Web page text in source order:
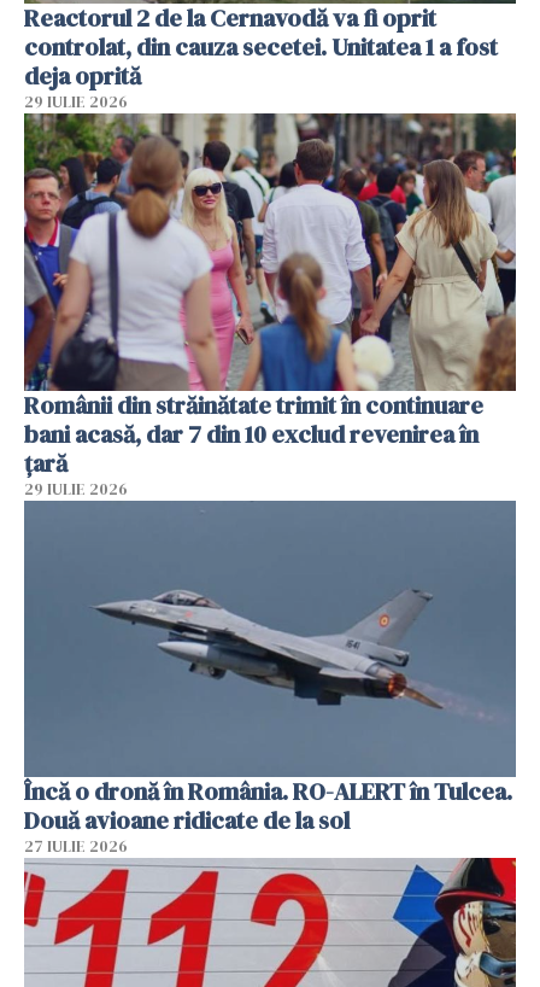
Reactorul 2 de la Cernavodă va fi oprit
controlat, din cauza secetei. Unitatea 1 a fost
deja oprită
29 IULIE 2026
Românii din străinătate trimit în continuare
bani acasă, dar 7 din 10 exclud revenirea în
țară
29 IULIE 2026
Încă o dronă în România. RO-ALERT în Tulcea.
Două avioane ridicate de la sol
27 IULIE 2026